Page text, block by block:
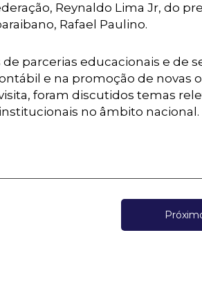
Reynaldo Lima Jr, do
Rafael Paulino.
parcerias educacionais e de
e na promoção de novas
foram discutidos temas
no âmbito nacional.